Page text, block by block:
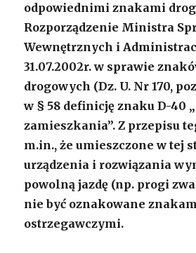
odpowiednimi znakami
Rozporządzenie Ministra
Wewnętrznych i
31.07.2002r. w sprawie
drogowych (Dz. U. Nr 170,
w § 58 definicję znaku D-40
zamieszkania”. Z przepisu
m.in., że umieszczone w tej
urządzenia i rozwiązania
powolną jazdę (np. progi
nie być oznakowane
ostrzegawczymi.